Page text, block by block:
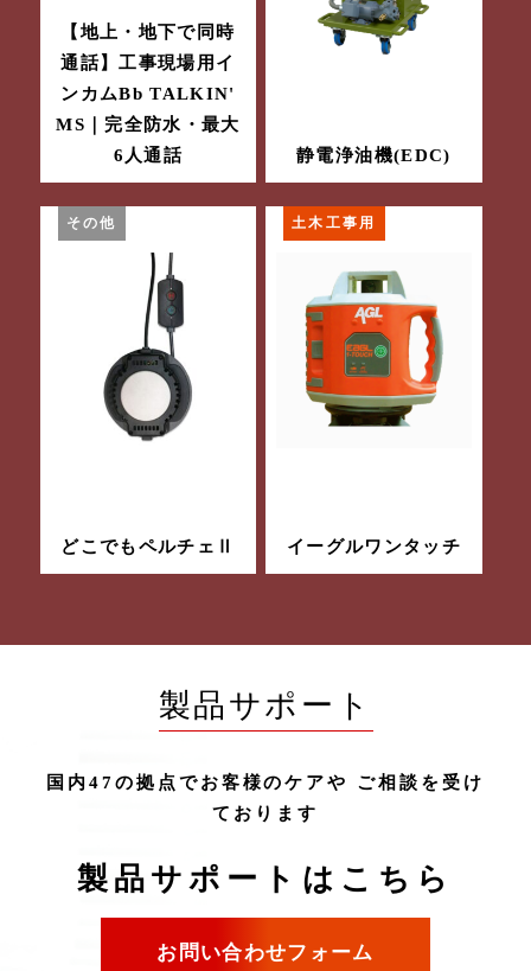
【地上・地下で同時
通話】工事現場用イ
ンカムBb TALKIN'
MS｜完全防水・最大
6人通話
静電浄油機(EDC)
その他
どこでもペルチェⅡ
土木工事用
イーグルワンタッチ
製品サポート
国内47の拠点でお客様のケアや
ご相談を受け
ております
製品サポートはこちら
お問い合わせフォーム